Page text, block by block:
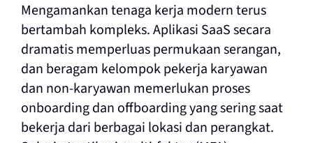
Mengamankan tenaga kerja modern terus
bertambah kompleks. Aplikasi SaaS secara
dramatis memperluas permukaan serangan,
dan beragam kelompok pekerja karyawan
dan non-karyawan memerlukan proses
onboarding dan offboarding yang sering saat
bekerja dari berbagai lokasi dan perangkat.